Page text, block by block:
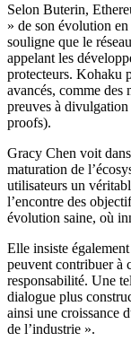
Selon Buterin,
» de son évolution
souligne que le
appelant les
protecteurs. Kohaku
avancés, comme des
preuves à
proofs).
Gracy Chen voit
maturation de
utilisateurs un
l’encontre des
évolution saine, où
Elle insiste
peuvent contribuer à
responsabilité. Une
dialogue plus
ainsi une croissance
de l’industrie ».